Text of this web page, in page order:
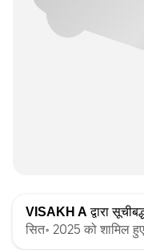
VISAKH A द्वारा
सित॰ 2025 को शामिल हुए